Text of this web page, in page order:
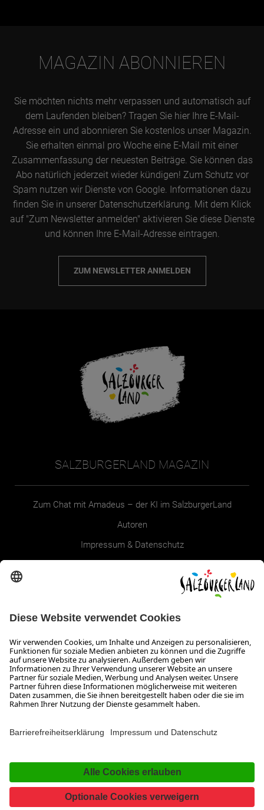
MAGAZIN ABONNIEREN
Sie möchten nichts mehr verpassen und automatisch auf
dem Laufenden bleiben? Tragen Sie hier Ihre E-Mail-
Adresse ein und abonnieren Sie kostenlos unser Magazin.
Sie erhalten einmal pro Woche eine E-Mail mit einer
Zusammenfassung der neuesten Beiträge. Sie können das
Abo natürlich jederzeit wieder kündigen! Zum Schutz vor
Spam nutzen wir Dienste von Google. Informationen dazu
finden Sie in unserer Datenschutzerklärung. Mit dem Klick
auf "Zum Newsletter anmelden" aktivieren Sie diese Dienste
und können Ihre E-Mail-Adresse eintragen.
ZUM NEWSLETTER ANMELDEN
SALZBURGERLAND MAGAZIN
Zum Chat mit Amadeus – der KI im SalzburgerLand
Autoren
Impressum & Datenschutz
SALZBURGERLAND
Infos zum Urlaub im SalzburgerLand
Veranstaltungen im SalzburgerLand
Aktuelle Urlaubsangebote
Newsroom
Presse